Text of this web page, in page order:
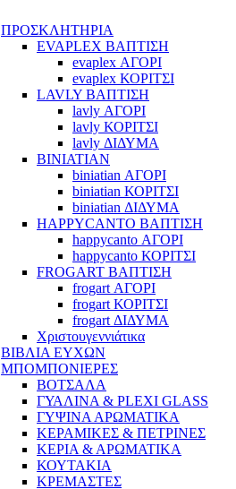
ΠΡΟΣΚΛΗΤΗΡΙΑ
EVAPLEX ΒΑΠΤΙΣΗ
evaplex ΑΓΟΡΙ
evaplex ΚΟΡΙΤΣΙ
LAVLY ΒΑΠΤΙΣΗ
lavly ΑΓΟΡΙ
lavly ΚΟΡΙΤΣΙ
lavly ΔΙΔΥΜΑ
BINIATIAN
biniatian ΑΓΟΡΙ
biniatian ΚΟΡΙΤΣΙ
biniatian ΔΙΔΥΜΑ
HAPPYCANTO ΒΑΠΤΙΣΗ
happycanto ΑΓΟΡΙ
happycanto ΚΟΡΙΤΣΙ
FROGART ΒΑΠΤΙΣΗ
frogart ΑΓΟΡΙ
frogart ΚΟΡΙΤΣΙ
frogart ΔΙΔΥΜΑ
Χριστουγεννιάτικα
ΒΙΒΛΙΑ ΕΥΧΩΝ
ΜΠΟΜΠΟΝΙΕΡΕΣ
ΒΟΤΣΑΛΑ
ΓΥΑΛΙΝΑ & PLEXI GLASS
ΓΥΨΙΝΑ ΑΡΩΜΑΤΙΚΑ
ΚΕΡΑΜΙΚΕΣ & ΠΕΤΡΙΝΕΣ
ΚΕΡΙΑ & ΑΡΩΜΑΤΙΚΑ
ΚΟΥΤΑΚΙΑ
ΚΡΕΜΑΣΤΕΣ